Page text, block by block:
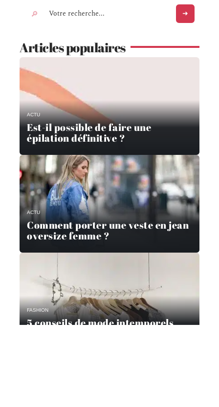
Articles populaires
ACTU
Est-il possible de faire une
épilation définitive ?
ACTU
Comment porter une veste en jean
oversize femme ?
FASHION
5 conseils de mode intemporels